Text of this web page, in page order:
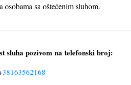
sa oštećenim sluhom.
sluha pozivom na telefonski broj:
38163562168